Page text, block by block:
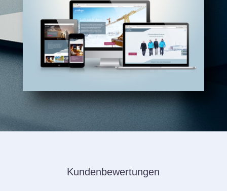
Kundenbewertungen